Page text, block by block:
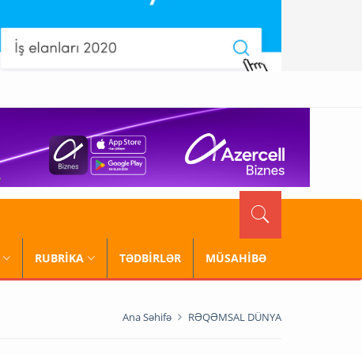
RUBRİKA TƏDBİRLƏR MÜSAHİBƏ
Ana Səhifə RƏQƏMSAL DÜNYA